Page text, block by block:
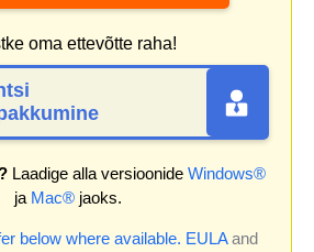
oma ettevõtte raha!
Laadige alla versioonide Windows®
ja Mac® jaoks.
below where available. EULAand